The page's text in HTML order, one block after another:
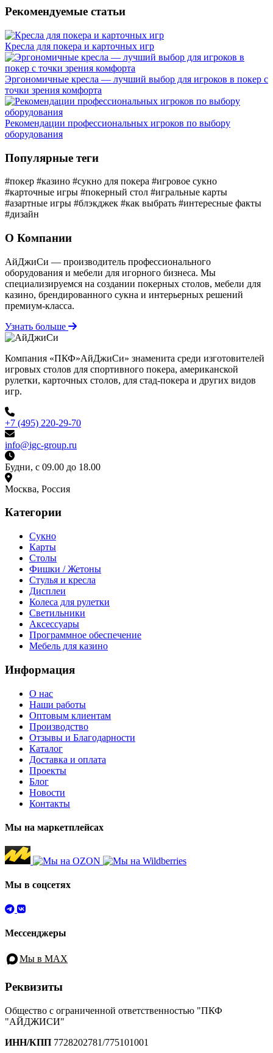
Рекомендуемые статьи
Кресла для покера и карточных игр
Эргономичные кресла — лучший выбор для игроков в покер с
точки зрения комфорта
Рекомендации профессиональных игроков по выбору
оборудования
Популярные теги
#покер #казино #сукно для покера #игровое сукно
#карточные игры #покерный стол #игральные карты
#азартные игры #блэкджек #как выбрать #интересные факты
#дизайн
О Компании
АйДжиСи — производитель профессионального
оборудования и мебели для игорного бизнеса. Мы
специализируемся на создании покерных столов, мебели для
казино, брендированного сукна и интерьерных решений
премиум-класса.
Узнать больше
Компания «ПКФ»АйДжиСи» знаменита среди изготовителей
игровых столов для спортивного покера, американской
рулетки, карточных столов, для стад-покера и других видов
игр.
+7 (495) 220-29-70
info@igc-group.ru
Будни, с 09.00 до 18.00
Москва, Россия
Категории
Сукно
Карты
Столы
Фишки / Жетоны
Стулья и кресла
Дисплеи
Колеса для рулетки
Светильники
Аксессуары
Программное обеспечение
Мебель для казино
Информация
О нас
Наши работы
Оптовым клиентам
Производство
Отзывы и Благодарности
Каталог
Доставка и оплата
Проекты
Блог
Новости
Контакты
Мы на маркетплейсах
Мы в соцсетях
Мессенджеры
Мы в MAX
Реквизиты
Общество с ограниченной ответственностью "ПКФ
"АЙДЖИСИ"
ИНН/КПП 7728202781/775101001